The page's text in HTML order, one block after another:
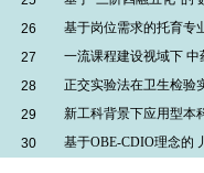
26
基于岗位需求的托育专
27
一流课程建设视域下
28
正交实验法在卫生检验
29
新工科背景下应用型本
30
基于OBE-CDIO理念的